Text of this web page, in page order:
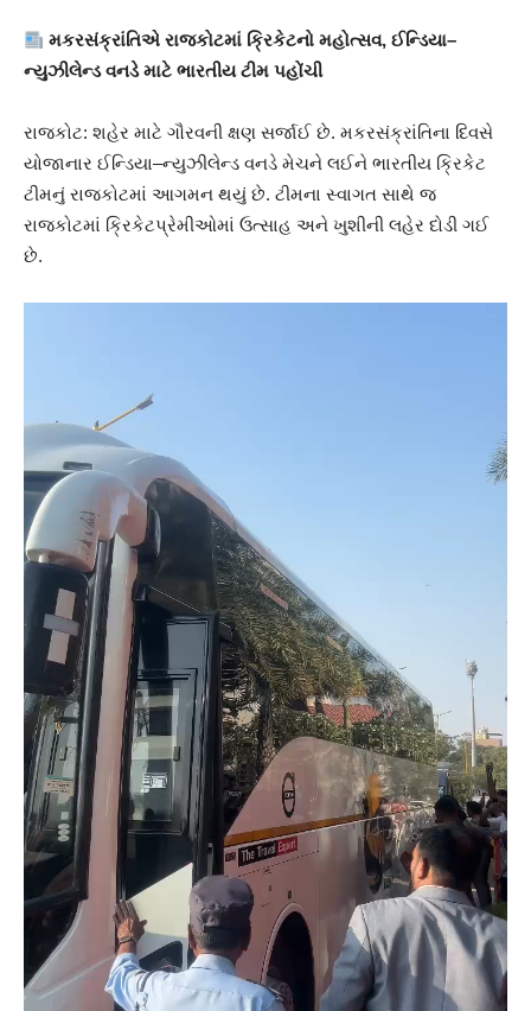
મકરસંક્રાંતિએ રાજકોટમાં ક્રિકેટનો મહોત્સવ, ઈન્ડિયા–
ન્યુઝીલેન્ડ વનડે માટે ભારતીય ટીમ પહોંચી
રાજકોટ: શહેર માટે ગૌરવની ક્ષણ સર્જાઈ છે. મકરસંક્રાંતિના દિવસે
યોજાનાર ઈન્ડિયા–ન્યુઝીલેન્ડ વનડે મેચને લઈને ભારતીય ક્રિકેટ
ટીમનું રાજકોટમાં આગમન થયું છે. ટીમના સ્વાગત સાથે જ
રાજકોટમાં ક્રિકેટપ્રેમીઓમાં ઉત્સાહ અને ખુશીની લહેર દોડી ગઈ
છે.